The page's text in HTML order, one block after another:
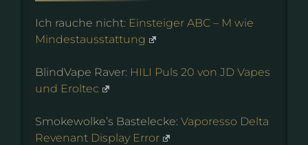
Ich rauche nicht: Einsteiger ABC – M wie
Mindestausstattung
BlindVape Raver: HILI Puls 20 von JD Vapes
und Eroltec
Smokewolke’s Bastelecke: Vaporesso Delta
Revenant Display Error